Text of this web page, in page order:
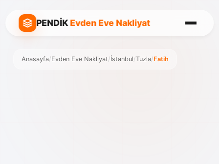
PENDİKEvden Eve Nakliyat
Anasayfa/Evden Eve Nakliyat/İstanbul/Tuzla/Fatih